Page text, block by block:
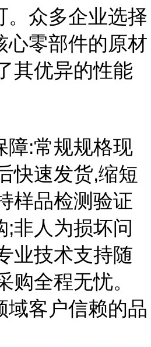
。众多企业选择
心零部件的原材
其优异的性能
障:常规规格现
快速发货,缩短
样品检测验证
;非人为损坏问
业技术支持随
购全程无忧。
域客户信赖的品